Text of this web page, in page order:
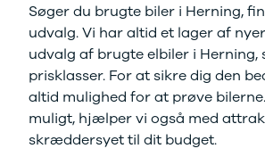
Alle nye biler
Guide til
elbiler
Guide til
hybridbiler
Ladeløsning
til elbil
Oversigt
225xe
3-serie
320i
320d
328i
330e
X3
Søger du brugte biler i Herning,
udvalg. Vi har altid et lager af
udvalg af brugte elbiler i
prisklasser. For at sikre dig den
altid mulighed for at prøve
muligt, hjælper vi også med
skræddersyet til dit budget.